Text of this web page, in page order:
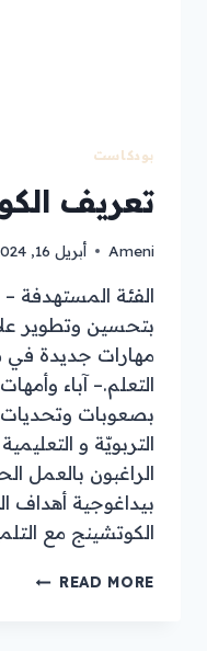
بودكاست
تعريف
Ameni أبريل 16, 2024
الفئة المستهدفة
بتحسين وتطوير
مهارات جديدة في
التعلم.– آباء
بصعوبات وتحديات
التربويّة و
الراغبون بالعمل
بيداغوجية أهداف
الكوتشينج مع
READ MORE